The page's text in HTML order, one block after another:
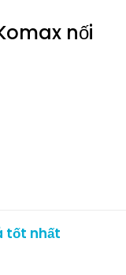
nối
tốt nhất